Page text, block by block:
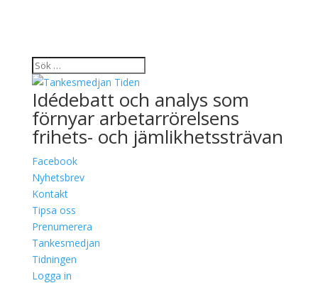
Idédebatt och analys som
förnyar arbetarrörelsens
frihets- och jämlikhetssträvan
Facebook
Nyhetsbrev
Kontakt
Tipsa oss
Prenumerera
Tankesmedjan
Tidningen
Logga in